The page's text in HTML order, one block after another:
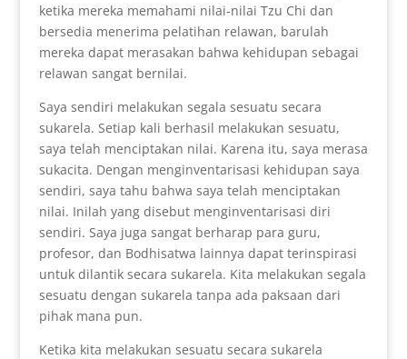
ketika mereka memahami nilai-nilai Tzu Chi dan
bersedia menerima pelatihan relawan, barulah
mereka dapat merasakan bahwa kehidupan sebagai
relawan sangat bernilai.
Saya sendiri melakukan segala sesuatu secara
sukarela. Setiap kali berhasil melakukan sesuatu,
saya telah menciptakan nilai. Karena itu, saya merasa
sukacita. Dengan menginventarisasi kehidupan saya
sendiri, saya tahu bahwa saya telah menciptakan
nilai. Inilah yang disebut menginventarisasi diri
sendiri. Saya juga sangat berharap para guru,
profesor, dan Bodhisatwa lainnya dapat terinspirasi
untuk dilantik secara sukarela. Kita melakukan segala
sesuatu dengan sukarela tanpa ada paksaan dari
pihak mana pun.
Ketika kita melakukan sesuatu secara sukarela